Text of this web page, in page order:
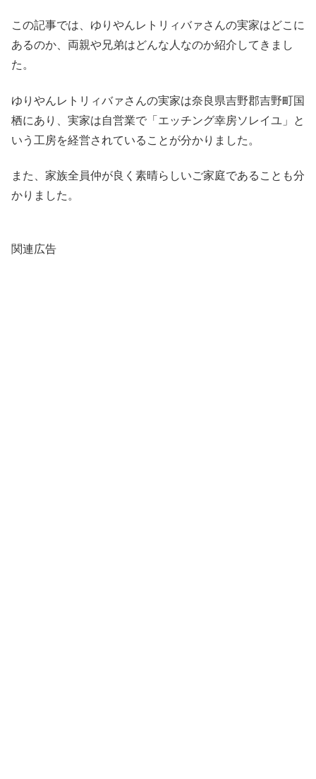
この記事では、ゆりやんレトリィバァさんの実家はどこに
あるのか、両親や兄弟はどんな人なのか紹介してきまし
た。
ゆりやんレトリィバァさんの実家は奈良県吉野郡吉野町国
栖にあり、実家は自営業で「エッチング幸房ソレイユ」と
いう工房を経営されていることが分かりました。
また、家族全員仲が良く素晴らしいご家庭であることも分
かりました。
関連広告